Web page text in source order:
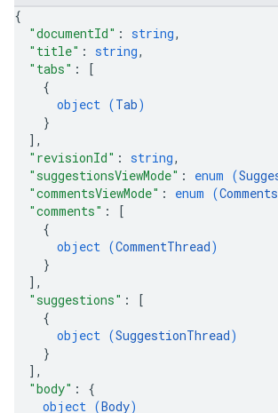
{
"documentId" : string,
"title" : string,
"tabs" :
[
{
object (Tab)
}
] ,
"revisionId" : string,
"suggestionsViewMode" : enum (
"commentsViewMode" : enum (
"comments" :
[
{
object (CommentThread)
}
] ,
"suggestions" :
[
{
object (SuggestionThread)
}
] ,
"body" : {
object (Body)